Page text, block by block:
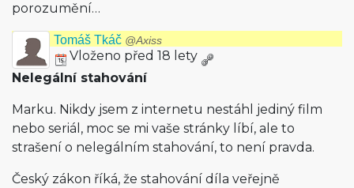
porozumění…
Tomáš Tkáč @Axiss
Vloženo před 18 lety
Nelegální stahování
Marku. Nikdy jsem z internetu nestáhl jediný film
nebo seriál, moc se mi vaše stránky líbí, ale to
strašení o nelegálním stahování, to není pravda.
Český zákon říká, že stahování díla veřejně